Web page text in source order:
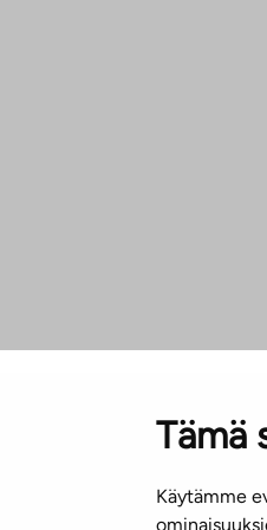
Tämä
Käytämme